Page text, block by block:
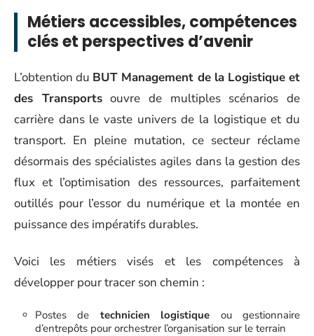
Métiers accessibles, compétences
clés et perspectives d’avenir
L’obtention du BUT Management de la Logistique et
des Transportsouvre de multiples scénarios de
carrière dans le vaste univers de la logistique et du
transport. En pleine mutation, ce secteur réclame
désormais des spécialistes agiles dans la gestion des
flux et l’optimisation des ressources, parfaitement
outillés pour l’essor du numérique et la montée en
puissance des impératifs durables.
Voici les métiers visés et les compétences à
développer pour tracer son chemin :
Postes de technicien logistique ou gestionnaire
d’entrepôts pour orchestrer l’organisation sur le terrain